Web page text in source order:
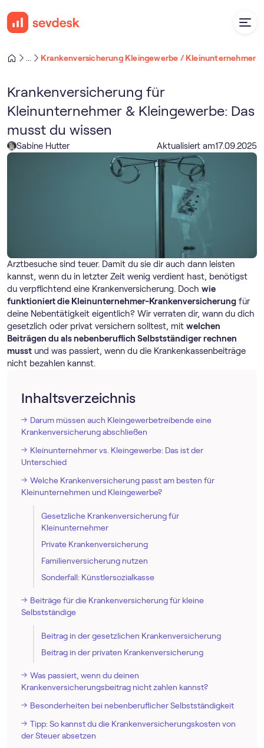
Krankenversicherung Kleingewerbe / Kleinunternehmer
Krankenversicherung für
Kleinunternehmer & Kleingewerbe: Das
musst du wissen
Sabine Hutter Aktualisiert am17.09.2025
Arztbesuche sind teuer. Damit du sie dir auch dann leisten
kannst, wenn du in letzter Zeit wenig verdient hast, benötigst
du verpflichtend eine Krankenversicherung. Doch wie
funktioniert die Kleinunternehmer-Krankenversicherung für
deine Nebentätigkeit eigentlich? Wir verraten dir, wann du dich
gesetzlich oder privat versichern solltest, mit welchen
Beiträgen du als nebenberuflich Selbstständiger rechnen
musst und was passiert, wenn du die Krankenkassenbeiträge
nicht bezahlen kannst.
Inhaltsverzeichnis
Darum müssen auch Kleingewerbetreibende eine
Krankenversicherung abschließen
Kleinunternehmer vs. Kleingewerbe: Das ist der
Unterschied
Welche Krankenversicherung passt am besten für
Kleinunternehmen und Kleingewerbe?
Gesetzliche Krankenversicherung für
Kleinunternehmer
Private Krankenversicherung
Familienversicherung nutzen
Sonderfall: Künstlersozialkasse
Beiträge für die Krankenversicherung für kleine
Selbstständige
Beitrag in der gesetzlichen Krankenversicherung
Beitrag in der privaten Krankenversicherung
Was passiert, wenn du deinen
Krankenversicherungsbeitrag nicht zahlen kannst?
Besonderheiten bei nebenberuflicher Selbstständigkeit
Tipp: So kannst du die Krankenversicherungskosten von
der Steuer absetzen